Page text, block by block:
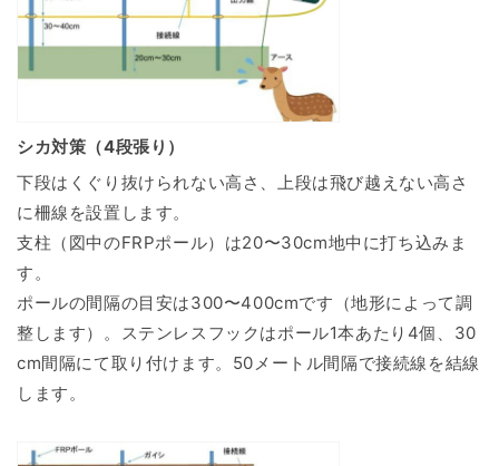
シカ対策（4段張り）
下段はくぐり抜けられない高さ、上段は飛び越えない高さ
に柵線を設置します。
支柱（図中のFRPポール）は20〜30cm地中に打ち込みま
す。
ポールの間隔の目安は300〜400cmです（地形によって調
整します）。ステンレスフックはポール1本あたり4個、30
cm間隔にて取り付けます。50メートル間隔で接続線を結線
します。